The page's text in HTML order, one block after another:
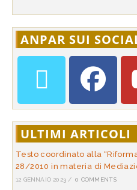
ANPAR SUI
ULTIMI ARTICOLI
Testo coordinato alla
28/2010 in materia di
12 GENNAIO 2023 / 0 COMMENTS